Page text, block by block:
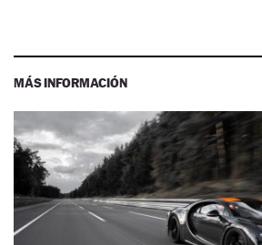
MÁS INFORMACIÓN